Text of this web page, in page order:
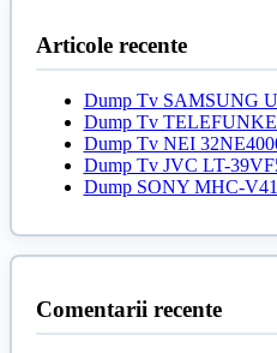
Articole recente
Dump Tv SAMSUNG
Dump Tv
Dump Tv NEI
Dump Tv JVC LT-
Dump SONY MHC-
Comentarii recente